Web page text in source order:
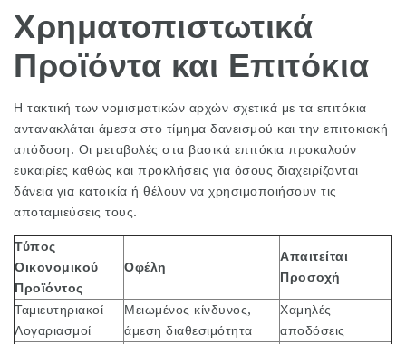
Χρηματοπιστωτικά
Προϊόντα και Επιτόκια
Η τακτική των νομισματικών αρχών σχετικά με τα επιτόκια
αντανακλάται άμεσα στο τίμημα δανεισμού και την επιτοκιακή
απόδοση. Οι μεταβολές στα βασικά επιτόκια προκαλούν
ευκαιρίες καθώς και προκλήσεις για όσους διαχειρίζονται
δάνεια για κατοικία ή θέλουν να χρησιμοποιήσουν τις
αποταμιεύσεις τους.
Τύπος
Οικονομικού
Προϊόντος
Οφέλη
Απαιτείται
Προσοχή
Ταμιευτηριακοί
Λογαριασμοί
Μειωμένος κίνδυνος,
άμεση διαθεσιμότητα
Χαμηλές
αποδόσεις